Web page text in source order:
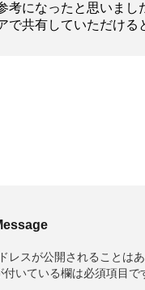
考になったと思いまし
で共有していただける
レスが公開されることは
付いている欄は必須項目で